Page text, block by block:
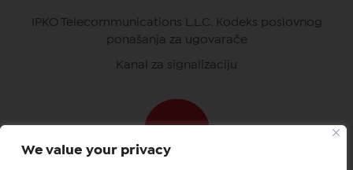
We value your privacy
IPKO Telecommunications L.L.C. Kodeks poslovnog
ponašanja za ugovarače
Kanal za signalizaciju